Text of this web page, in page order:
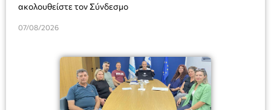
ακολουθείστε τον Σύνδεσμο
07/08/2026